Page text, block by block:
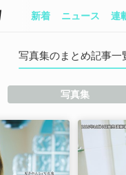
新着 ニュース 連
写真集のまとめ記事一
写真集